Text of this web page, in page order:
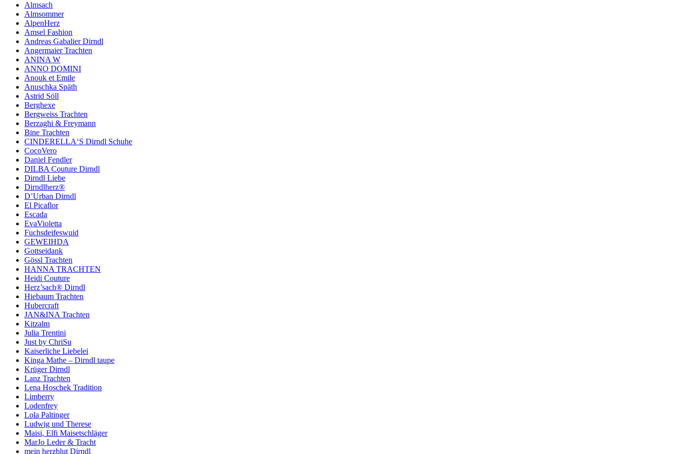
Almsach
Almsommer
AlpenHerz
Amsel Fashion
Andreas Gabalier Dirndl
Angermaier Trachten
ANINA W
ANNO DOMINI
Anouk et Emile
Anuschka Späth
Astrid Söll
Berghexe
Bergweiss Trachten
Berzaghi & Freymann
Bine Trachten
CINDERELLA‘S Dirndl Schuhe
CocoVero
Daniel Fendler
DILBA Couture Dirndl
Dirndl Liebe
Dirndlherz®
D’Urban Dirndl
El Picaflor
Escada
EvaVioletta
Fuchsdeifeswuid
GEWEIHDA
Gottseidank
Gössl Trachten
HANNA TRACHTEN
Heidi Couture
Herz’sach® Dirndl
Hiebaum Trachten
Hubercraft
JAN&INA Trachten
Kitzalm
Julia Trentini
Just by ChriSu
Kaiserliche Liebelei
Kinga Mathe – Dirndl taupe
Krüger Dirndl
Lanz Trachten
Lena Hoschek Tradition
Limberry
Lodenfrey
Lola Paltinger
Ludwig und Therese
Maisi, Elfi Maisetschläger
MarJo Leder & Tracht
mein herzblut Dirndl